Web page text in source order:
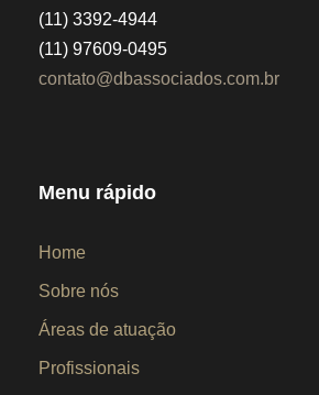
(11) 3392-4944
(11) 97609-0495
contato@dbassociados.com.br
Menu rápido
Home
Sobre nós
Áreas de atuação
Profissionais